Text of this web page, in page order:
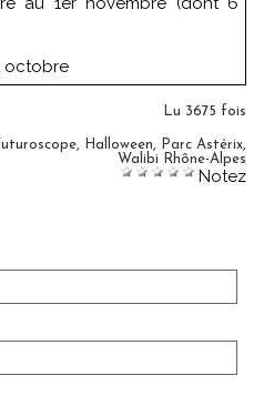
octobre
Lu 3675 fois
, Halloween, Parc Astérix,
Walibi Rhône-Alpes
Notez